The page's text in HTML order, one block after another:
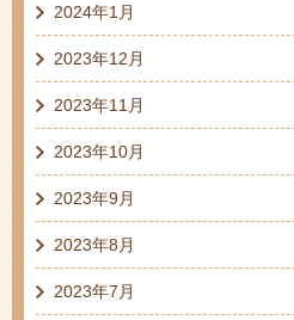
2024年1月
2023年12月
2023年11月
2023年10月
2023年9月
2023年8月
2023年7月